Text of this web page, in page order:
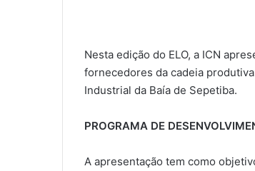
Nesta edição do ELO, a ICN
fornecedores da cadeia
Industrial da Baía de Sepetiba.
PROGRAMA DE
A apresentação tem como